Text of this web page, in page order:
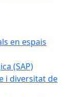
en espais
(SAP)
i diversitat de